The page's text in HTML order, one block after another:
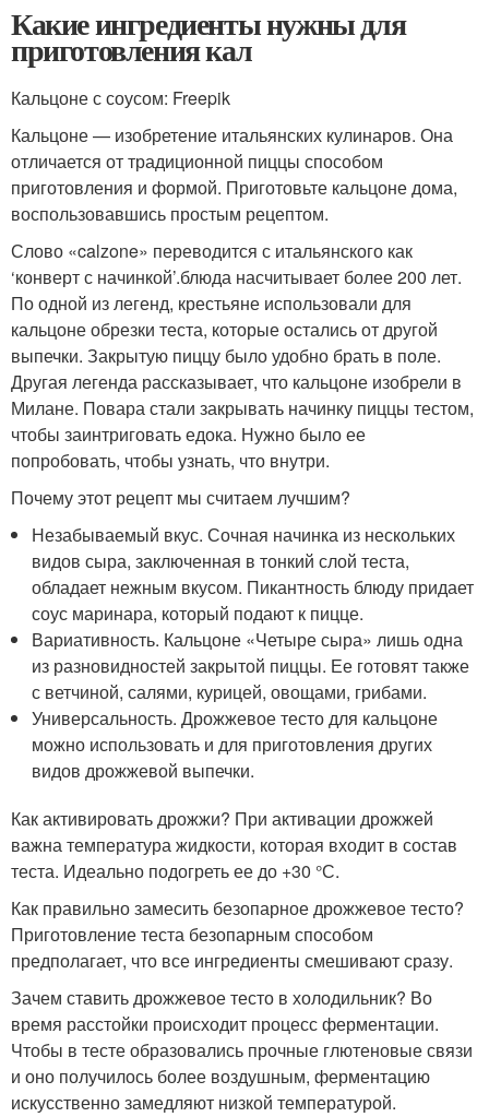
Какие ингредиенты нужны для
приготовления кал
Кальцоне с соусом: Freepik
Кальцоне — изобретение итальянских кулинаров. Она
отличается от традиционной пиццы способом
приготовления и формой. Приготовьте кальцоне дома,
воспользовавшись простым рецептом.
Слово «calzone» переводится с итальянского как
‘конверт с начинкой’.блюда насчитывает более 200 лет.
По одной из легенд, крестьяне использовали для
кальцоне обрезки теста, которые остались от другой
выпечки. Закрытую пиццу было удобно брать в поле.
Другая легенда рассказывает, что кальцоне изобрели в
Милане. Повара стали закрывать начинку пиццы тестом,
чтобы заинтриговать едока. Нужно было ее
попробовать, чтобы узнать, что внутри.
Почему этот рецепт мы считаем лучшим?
Незабываемый вкус. Сочная начинка из нескольких
видов сыра, заключенная в тонкий слой теста,
обладает нежным вкусом. Пикантность блюду придает
соус маринара, который подают к пицце.
Вариативность. Кальцоне «Четыре сыра» лишь одна
из разновидностей закрытой пиццы. Ее готовят также
с ветчиной, салями, курицей, овощами, грибами.
Универсальность. Дрожжевое тесто для кальцоне
можно использовать и для приготовления других
видов дрожжевой выпечки.
Как активировать дрожжи? При активации дрожжей
важна температура жидкости, которая входит в состав
теста. Идеально подогреть ее до +30 °С.
Как правильно замесить безопарное дрожжевое тесто?
Приготовление теста безопарным способом
предполагает, что все ингредиенты смешивают сразу.
Зачем ставить дрожжевое тесто в холодильник? Во
время расстойки происходит процесс ферментации.
Чтобы в тесте образовались прочные глютеновые связи
и оно получилось более воздушным, ферментацию
искусственно замедляют низкой температурой.